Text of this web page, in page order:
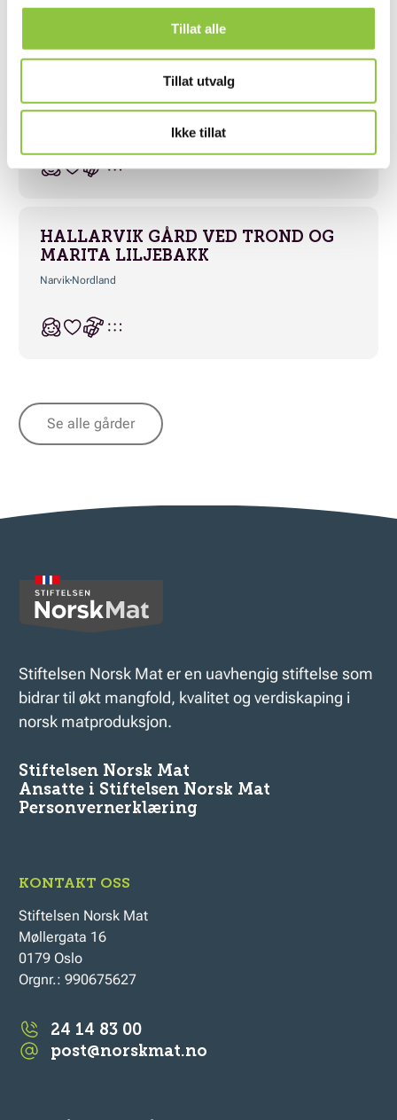
Tillat alle
Tillat utvalg
Ikke tillat
VESTERLANDET GÅRD
HALLARVIK GÅRD VED TROND OG
MARITA LILJEBAKK
NarvikNordland
Se alle gårder
Stiftelsen Norsk Mat er en uavhengig stiftelse som
bidrar til økt mangfold, kvalitet og verdiskaping i
norsk matproduksjon.
Stiftelsen Norsk Mat
Ansatte i Stiftelsen Norsk Mat
Personvernerklæring
KONTAKT OSS
Stiftelsen Norsk Mat
Møllergata 16
0179 Oslo
Orgnr.: 990675627
24 14 83 00
post@norskmat.no